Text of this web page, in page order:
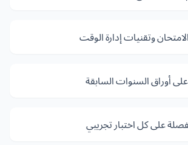
وتقنيات إدارة الوقت
أوراق السنوات السابقة
على كل اختبار تجريبي